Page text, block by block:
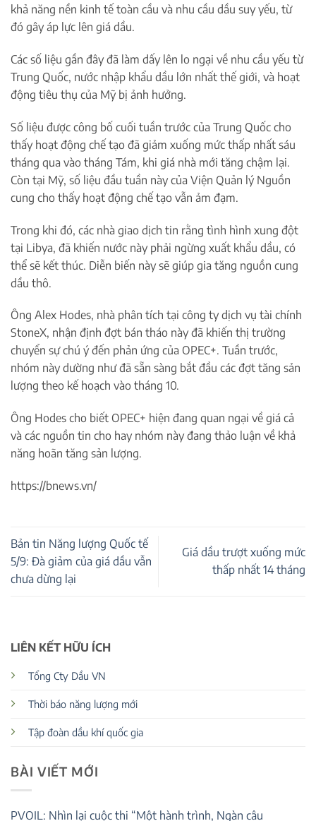
khả năng nền kinh tế toàn cầu và nhu cầu dầu suy yếu, từ
đó gây áp lực lên giá dầu.
Các số liệu gần đây đã làm dấy lên lo ngại về nhu cầu yếu từ
Trung Quốc, nước nhập khẩu dầu lớn nhất thế giới, và hoạt
động tiêu thụ của Mỹ bị ảnh hưởng.
Số liệu được công bố cuối tuần trước của Trung Quốc cho
thấy hoạt động chế tạo đã giảm xuống mức thấp nhất sáu
tháng qua vào tháng Tám, khi giá nhà mới tăng chậm lại.
Còn tại Mỹ, số liệu đầu tuần này của Viện Quản lý Nguồn
cung cho thấy hoạt động chế tạo vẫn ảm đạm.
Trong khi đó, các nhà giao dịch tin rằng tình hình xung đột
tại Libya, đã khiến nước này phải ngừng xuất khẩu dầu, có
thể sẽ kết thúc. Diễn biến này sẽ giúp gia tăng nguồn cung
dầu thô.
Ông Alex Hodes, nhà phân tích tại công ty dịch vụ tài chính
StoneX, nhận định đợt bán tháo này đã khiến thị trường
chuyển sự chú ý đến phản ứng của OPEC+. Tuần trước,
nhóm này dường như đã sẵn sàng bắt đầu các đợt tăng sản
lượng theo kế hoạch vào tháng 10.
Ông Hodes cho biết OPEC+ hiện đang quan ngại về giá cả
và các nguồn tin cho hay nhóm này đang thảo luận về khả
năng hoãn tăng sản lượng.
https://bnews.vn/
Bản tin Năng lượng Quốc tế
5/9: Đà giảm của giá dầu vẫn
chưa dừng lại
Giá dầu trượt xuống mức
thấp nhất 14 tháng
LIÊN KẾT HỮU ÍCH
Tổng Cty Dầu VN
Thời báo năng lượng mới
Tập đoàn dầu khí quốc gia
BÀI VIẾT MỚI
PVOIL: Nhìn lại cuộc thi “Một hành trình, Ngàn câu